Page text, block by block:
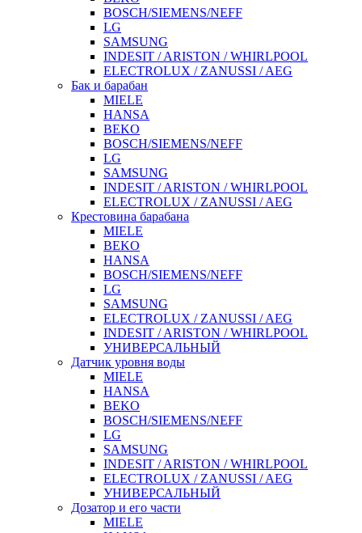
BOSCH/SIEMENS/NEFF
LG
SAMSUNG
INDESIT / ARISTON / WHIRLPOOL
ELECTROLUX / ZANUSSI / AEG
Бак и барабан
MIELE
HANSA
BEKO
BOSCH/SIEMENS/NEFF
LG
SAMSUNG
INDESIT / ARISTON / WHIRLPOOL
ELECTROLUX / ZANUSSI / AEG
Крестовина барабана
MIELE
BEKO
HANSA
BOSCH/SIEMENS/NEFF
LG
SAMSUNG
ELECTROLUX / ZANUSSI / AEG
INDESIT / ARISTON / WHIRLPOOL
УНИВЕРСАЛЬНЫЙ
Датчик уровня воды
MIELE
HANSA
BEKO
BOSCH/SIEMENS/NEFF
LG
SAMSUNG
INDESIT / ARISTON / WHIRLPOOL
ELECTROLUX / ZANUSSI / AEG
УНИВЕРСАЛЬНЫЙ
Дозатор и его части
MIELE